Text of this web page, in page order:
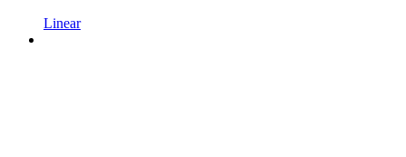
Linear